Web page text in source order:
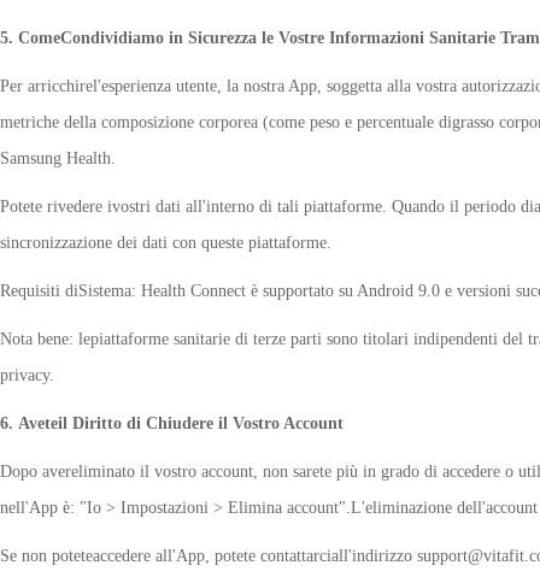
5. ComeCondividiamo in Sicurezza le Vostre Informazioni Sanitarie
Per arricchirel'esperienza utente, la nostra App, soggetta alla vostra
metriche della composizione corporea (come peso e percentuale digrasso
Samsung Health.
Potete rivedere ivostri dati all'interno di tali piattaforme. Quando il periodo
sincronizzazione dei dati con queste piattaforme.
Requisiti diSistema: Health Connect è supportato su Android 9.0 e versioni
Nota bene: lepiattaforme sanitarie di terze parti sono titolari indipendenti
privacy.
6. Aveteil Diritto di Chiudere il Vostro Account
Dopo avereliminato il vostro account, non sarete più in grado di accedere o
nell'App è: "Io > Impostazioni > Elimina account".L'eliminazione
Se non poteteaccedere all'App, potete contattarciall'indirizzo